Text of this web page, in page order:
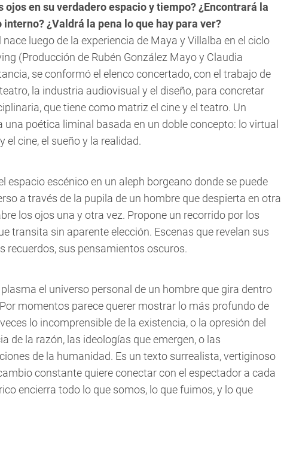
en su verdadero espacio y tiempo? ¿Encontrará la
¿Valdrá la pena lo que hay para ver?
luego de la experiencia de Maya y Villalba en el ciclo
(Producción de Rubén González Mayo y Claudia
se conformó el elenco concertado, con el trabajo de
la industria audiovisual y el diseño, para concretar
que tiene como matriz el cine y el teatro. Un
poética liminal basada en un doble concepto: lo virtual
el cine, el sueño y la realidad.
espacio escénico en un aleph borgeano donde se puede
a través de la pupila de un hombre que despierta en otra
los ojos una y otra vez. Propone un recorrido por los
transita sin aparente elección. Escenas que revelan sus
recuerdos, sus pensamientos oscuros.
el universo personal de un hombre que gira dentro
momentos parece querer mostrar lo más profundo de
lo incomprensible de la existencia, o la opresión del
de la razón, las ideologías que emergen, o las
de la humanidad. Es un texto surrealista, vertiginoso
constante quiere conectar con el espectador a cada
encierra todo lo que somos, lo que fuimos, y lo que